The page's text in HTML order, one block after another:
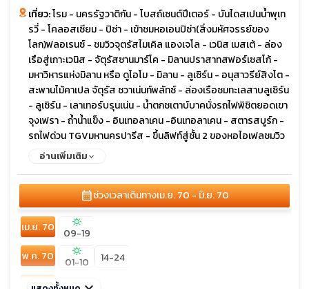
เที่ยว:โรม - นครรัฐวาติกัน - โบสถ์เซนต์ปีเตอร์ - บันไดสเปนน้ำพุเท
รวี่ - โคลอสเซียม - ปิซ่า - เข้าชมหอเอนปิซ่า(สิ่งมหัศจรรย์ของ
โลก)ฟลอเรนซ์ - ชมวิวจุตรัสไมเคิล แองเจโล - เวนิส เมสเต้ - ล่อง
เรือสู่เกาะเวนิส - จัตุรัสซานมาร์โค - มิลานปราสาทสฟอร์เซสโก้ -
มหาวิหารแห่งมิลาน หรือ ดูโอโม - มิลาน - ลูเซิร์น - อนุสาวรีย์สิงโต -
สะพานไม้คาเปล จัตุรัส ชวาเน่นท์พลัทซ์ - ล่องเรือชมทะเลสาบลูเซิร์น
- ลูเซิร์น - เลาเทอร์บรุนเน่น - น้ำตกชเตาบ์บาคนั่งรถไฟพิชิตยอดเขา
จุงเฟรา - ถ้ำน้ำแข็ง - อินเทอลาเคน -อินเทอลาเคน - สตารสบูร์ก -
รถไฟด่วน TGVมหานครปารีส - ขึ้นลิฟท์สู่ชั้น 2 ของหอไอเฟลชมวิว
กรุงปารีส - ปารีส - เข้าชม พระราชวังแวร์ซายย์ - เข้าชม พิพิธภัณฑ์
มองมาร์ต - ล่องเรือชมแม่น้ำแซนน์ - ช้อปปิ้ง
อ่านเพิ่มเติม
calendar_monthช่วงเวลาเดินทางเม.ย. 70 - มิ.ย. 70
เม.ย. 70 sunny
09-19
พ.ค. 70
sunny
01-10
14-24
มิ.ย. 70